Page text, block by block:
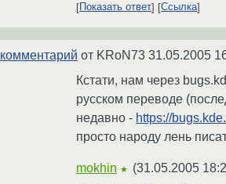
Показать ответ Ссылка
комментарий от KRoN73 31.05.2005
Кстати, нам через
русском переводе
недавно - https://
просто народу лень
mokhin ★ (31.05.2005